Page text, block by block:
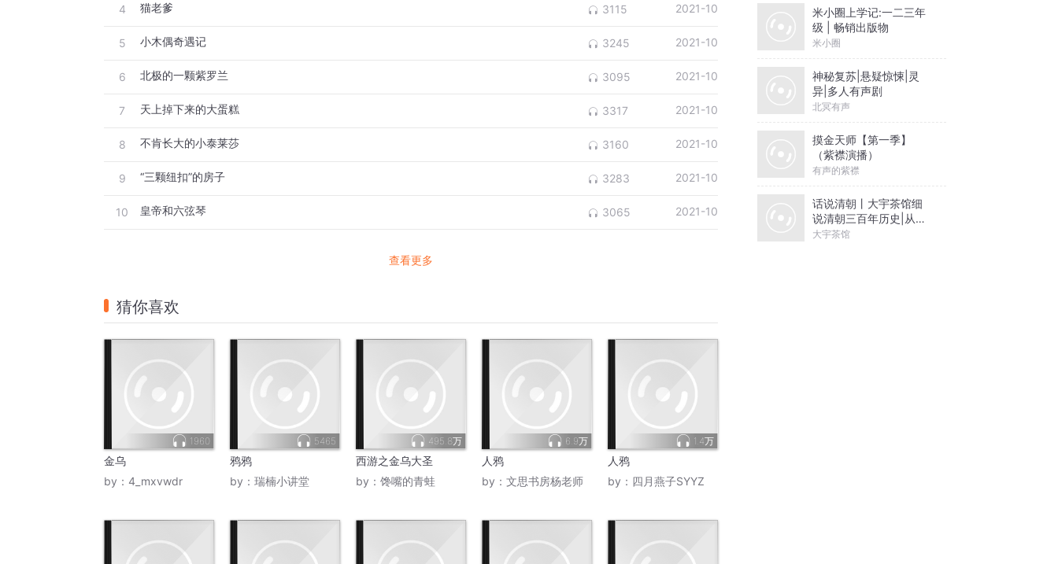
4 猫老爹 3115 2021-10
5 小木偶奇遇记 3245 2021-10
6 北极的一颗紫罗兰 3095 2021-10
7 天上掉下来的大蛋糕 3317 2021-10
8 不肯长大的小泰莱莎 3160 2021-10
9 “三颗纽扣”的房子 3283 2021-10
10 皇帝和六弦琴 3065 2021-10
查看更多
猜你喜欢
1960
金乌
by： 4_mxvwdr
5465
鸦鸦
by： 瑞楠小讲堂
495.8万
西游之金乌大圣
by： 馋嘴的青蛙
6.9万
人鸦
by： 文思书房杨老师
1.4万
人鸦
by： 四月燕子SYYZ
米小圈上学记:一二三年
级 | 畅销出版物
米小圈
神秘复苏|悬疑惊悚|灵
异|多人有声剧
北冥有声
摸金天师【第一季】
（紫襟演播）
有声的紫襟
话说清朝丨大宇茶馆细
说清朝三百年历史|从努
尔哈赤到末代皇帝溥仪|
大宇茶馆